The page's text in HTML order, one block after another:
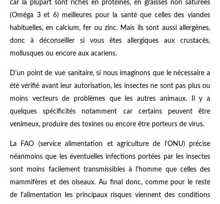
car la plupart sont riches en protéines, en graisses non saturées
(Oméga 3 et 6) meilleures pour la santé que celles des viandes
habituelles, en calcium, fer ou zinc. Mais ils sont aussi allergènes,
donc à déconseiller si vous êtes allergiques aux crustacés,
mollusques ou encore aux acariens.
D'un point de vue sanitaire, si nous imaginons que le nécessaire a
été vérifié avant leur autorisation, les insectes ne sont pas plus ou
moins vecteurs de problèmes que les autres animaux. Il y a
quelques spécificités notamment car certains peuvent être
venimeux, produire des toxines ou encore être porteurs de virus.
La FAO (service alimentation et agriculture de l'ONU) précise
néanmoins que les éventuelles infections portées par les insectes
sont moins facilement transmissibles à l'homme que celles des
mammifères et des oiseaux. Au final donc, comme pour le reste
de l'alimentation les principaux risques viennent des conditions